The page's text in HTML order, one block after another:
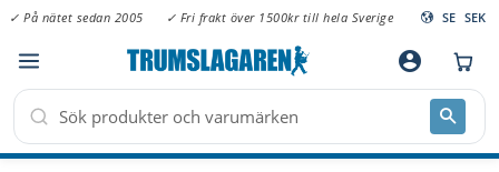
Meny
✓ På nätet sedan 2005 ✓ Fri frakt över 1500kr till hela Sverige SE SEK
account_circle